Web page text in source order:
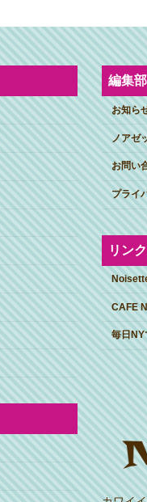
編集部
お知ら
ノアゼ
お問い
プライ
リンク
CAFE
毎日NY